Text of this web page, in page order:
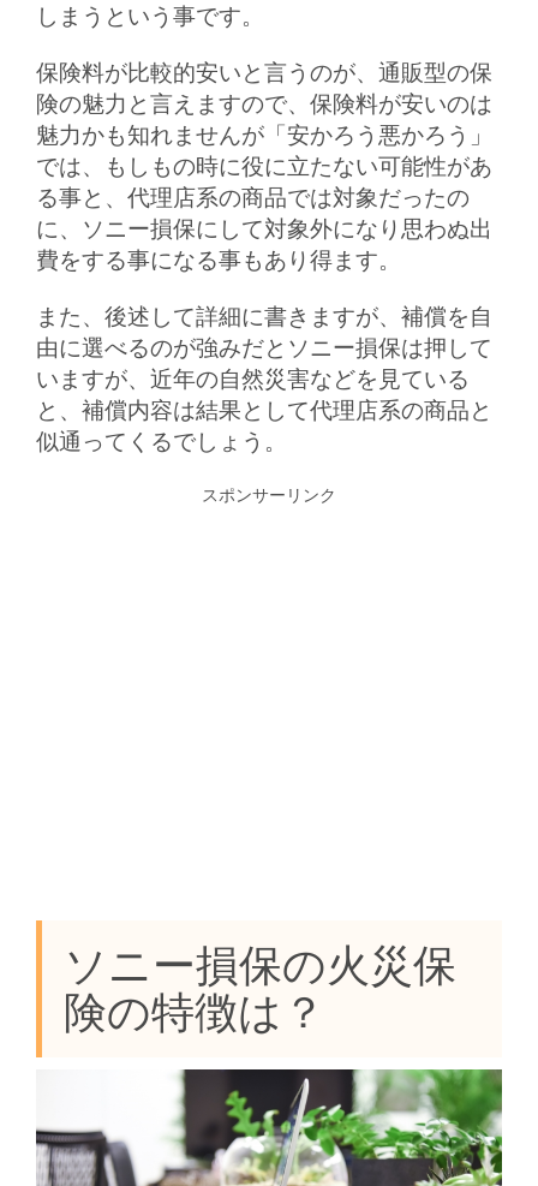
しまうという事です。
保険料が比較的安いと言うのが、通販型の保
険の魅力と言えますので、保険料が安いのは
魅力かも知れませんが「安かろう悪かろう」
では、もしもの時に役に立たない可能性があ
る事と、代理店系の商品では対象だったの
に、ソニー損保にして対象外になり思わぬ出
費をする事になる事もあり得ます。
また、後述して詳細に書きますが、補償を自
由に選べるのが強みだとソニー損保は押して
いますが、近年の自然災害などを見ている
と、補償内容は結果として代理店系の商品と
似通ってくるでしょう。
スポンサーリンク
ソニー損保の火災保
険の特徴は？